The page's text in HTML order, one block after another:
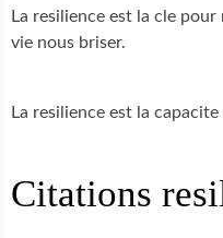
La resilience est la cle pour
vie nous briser.
La resilience est la
Citations